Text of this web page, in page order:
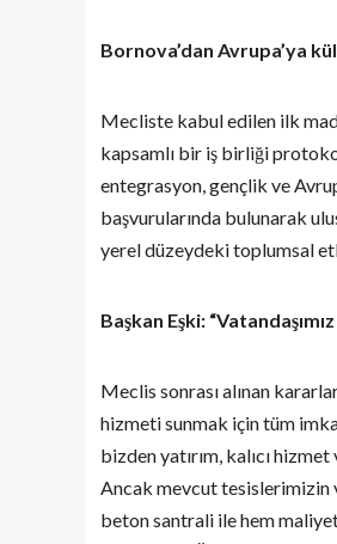
Bornova’dan Avrupa’ya
Mecliste kabul edilen ilk
kapsamlı bir iş birliği
entegrasyon, gençlik ve
başvurularında bulunarak
yerel düzeydeki toplumsal
Başkan Eşki:
Meclis sonrası alınan
hizmeti sunmak için tüm
bizden yatırım, kalıcı
Ancak mevcut tesislerimizin
beton santrali ile hem